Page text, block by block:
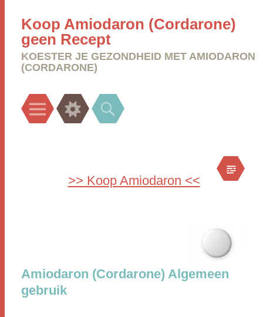
Koop Amiodaron (Cordarone)
geen Recept
KOESTER JE GEZONDHEID MET AMIODARON
(CORDARONE)
Menu Widgets Search
>> Koop Amiodaron <<
Amiodaron (Cordarone) Algemeen
gebruik